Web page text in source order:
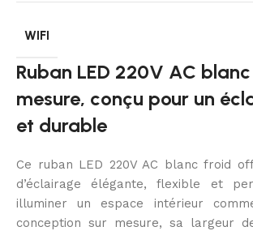
WIFI
Ruban LED 220V AC
mesure, conçu pour un
et durable
Ce ruban LED 220V AC blanc froid
d’éclairage élégante, flexible et
illuminer un espace intérieur
conception sur mesure, sa largeur